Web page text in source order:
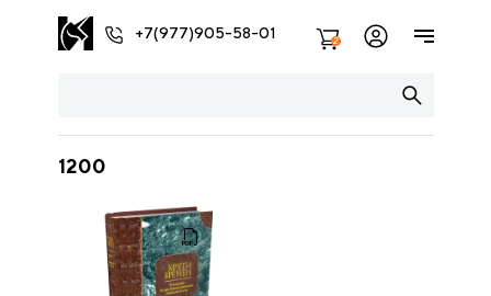
+7(977)905-58-01 2
1200